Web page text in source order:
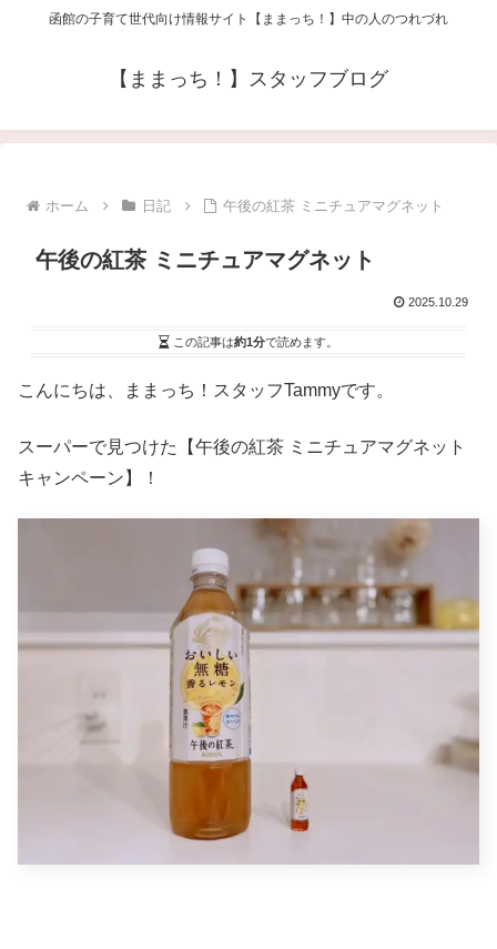
函館の子育て世代向け情報サイト【ままっち！】中の人のつれづれ
【ままっち！】スタッフブログ
ホーム 日記 午後の紅茶 ミニチュアマグネット
午後の紅茶 ミニチュアマグネット
2025.10.29
この記事は約1分で読めます。
こんにちは、ままっち！スタッフTammyです。
スーパーで見つけた【午後の紅茶 ミニチュアマグネット
キャンペーン】！